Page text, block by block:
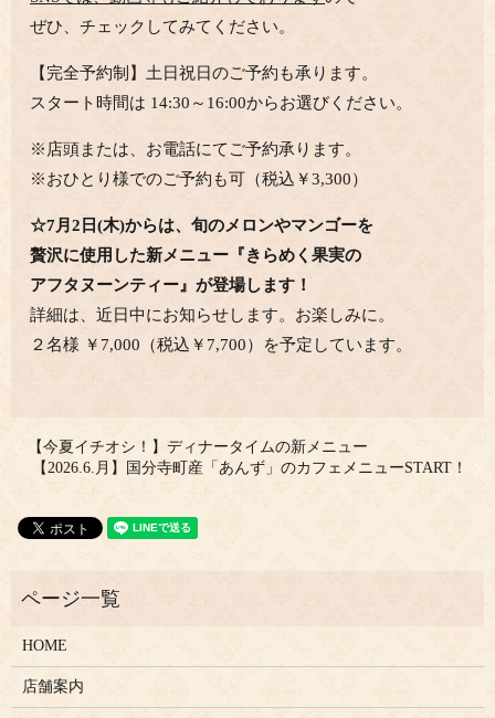
ぜひ、チェックしてみてください。
【完全予約制】土日祝日のご予約も承ります。
スタート時間は 14:30～16:00からお選びください。
※店頭または、お電話にてご予約承ります。
※おひとり様でのご予約も可（税込￥3,300）
☆7月2日(木)からは、旬のメロンやマンゴーを
贅沢に使用した新メニュー 『きらめく果実の
アフタヌーンティー』が登場します！
詳細は、近日中にお知らせします。お楽しみに。
２名様 ￥7,000（税込￥7,700）を予定しています。
【今夏イチオシ！】ディナータイムの新メニュー
【2026.6.月】国分寺町産「あんず」のカフェメニューSTART！
HOME
店舗案内